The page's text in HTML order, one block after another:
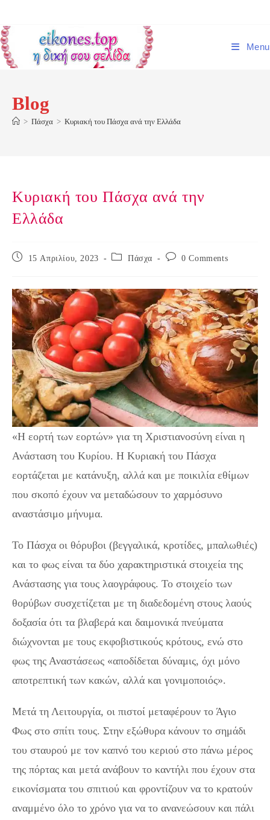
content
Menu
Blog
> Πάσχα > Κυριακή του Πάσχα ανά την Ελλάδα
Κυριακή του Πάσχα ανά την
Ελλάδα
Post
15 Απριλίου, 2023
Post Πάσχα
Post 0 Comments
«Η εορτή των εορτών» για τη Χριστιανοσύνη είναι η
Ανάσταση του Κυρίου. Η Κυριακή του Πάσχα
εορτάζεται με κατάνυξη, αλλά και με ποικιλία εθίμων
που σκοπό έχουν να μεταδώσουν το χαρμόσυνο
αναστάσιμο μήνυμα.
Το Πάσχα οι θόρυβοι (βεγγαλικά, κροτίδες, μπαλωθιές)
και το φως είναι τα δύο χαρακτηριστικά στοιχεία της
Ανάστασης για τους λαογράφους. Το στοιχείο των
θορύβων συσχετίζεται με τη διαδεδομένη στους λαούς
δοξασία ότι τα βλαβερά και δαιμονικά πνεύματα
διώχνονται με τους εκφοβιστικούς κρότους, ενώ στο
φως της Αναστάσεως «αποδίδεται δύναμις, όχι μόνο
αποτρεπτική των κακών, αλλά και γονιμοποιός».
Μετά τη Λειτουργία, οι πιστοί μεταφέρουν το Άγιο
Φως στο σπίτι τους. Στην εξώθυρα κάνουν το σημάδι
του σταυρού με τον καπνό του κεριού στο πάνω μέρος
της πόρτας και μετά ανάβουν το καντήλι που έχουν στα
εικονίσματα του σπιτιού και φροντίζουν να το κρατούν
αναμμένο όλο το χρόνο για να το ανανεώσουν και πάλι